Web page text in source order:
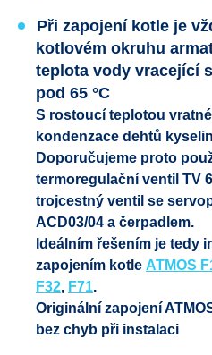
Při zapojení kotle je
kotlovém okruhu
teplota vody vracející
pod 65 °C
S rostoucí teplotou
kondenzace dehtů
Doporučujeme proto
termoregulační ventil TV
trojcestný ventil se
ACD03/04 a čerpadlem.
Ideálním řešením je tedy
zapojením kotle ATMOS
F32, F71.
Originální zapojení
bez chyb při instalaci